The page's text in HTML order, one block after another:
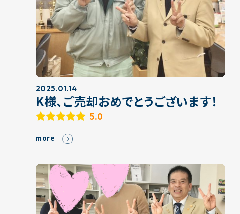
2025.01.14
K様、ご売却おめでとうございます！
5.0
more